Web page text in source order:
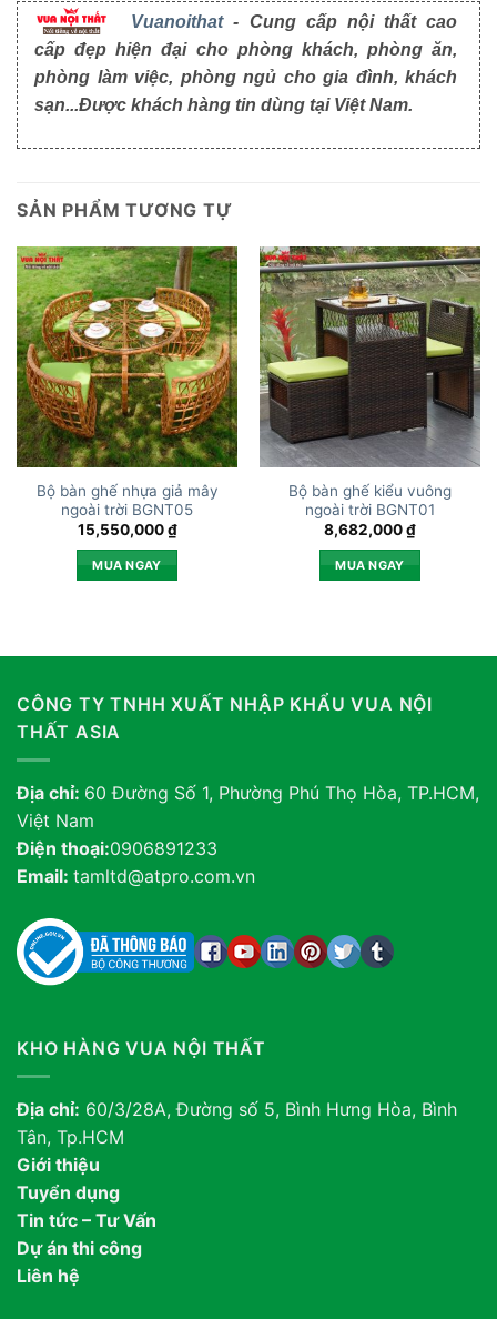
Vuanoithat- Cung cấp nội thất cao
cấp đẹp hiện đại cho phòng khách, phòng ăn,
phòng làm việc, phòng ngủ cho gia đình, khách
sạn...Được khách hàng tin dùng tại Việt Nam.
SẢN PHẨM TƯƠNG TỰ
Bộ bàn ghế nhựa giả mây
ngoài trời BGNT05
15,550,000₫
MUA NGAY
Bộ bàn ghế kiểu vuông
ngoài trời BGNT01
8,682,000₫
MUA NGAY
CÔNG TY TNHH XUẤT NHẬP KHẨU VUA NỘI
THẤT ASIA
Địa chỉ: 60 Đường Số 1, Phường Phú Thọ Hòa, TP.HCM,
Việt Nam
Điện thoại:0906891233
Email: tamltd@atpro.com.vn
KHO HÀNG VUA NỘI THẤT
Địa chỉ: 60/3/28A, Đường số 5, Bình Hưng Hòa, Bình
Tân, Tp.HCM
Giới thiệu
Tuyển dụng
Tin tức – Tư Vấn
Dự án thi công
Liên hệ